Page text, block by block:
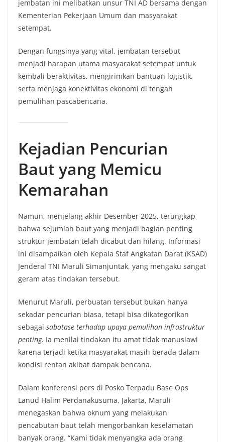
jembatan ini melibatkan unsur TNI AD bersama dengan
Kementerian Pekerjaan Umum dan masyarakat
setempat.
Dengan fungsinya yang vital, jembatan tersebut
menjadi harapan utama masyarakat setempat untuk
kembali beraktivitas, mengirimkan bantuan logistik,
serta menjaga konektivitas ekonomi di tengah
pemulihan pascabencana.
Kejadian Pencurian
Baut yang Memicu
Kemarahan
Namun, menjelang akhir Desember 2025, terungkap
bahwa sejumlah baut yang menjadi bagian penting
struktur jembatan telah dicabut dan hilang. Informasi
ini disampaikan oleh Kepala Staf Angkatan Darat (KSAD)
Jenderal TNI Maruli Simanjuntak, yang mengaku sangat
geram atas tindakan tersebut.
Menurut Maruli, perbuatan tersebut bukan hanya
sekadar pencurian biasa, tetapi bisa dikategorikan
sebagai sabotase terhadap upaya pemulihan infrastruktur
penting. Ia menilai tindakan itu amat tidak manusiawi
karena terjadi ketika masyarakat masih berada dalam
kondisi rentan akibat dampak bencana.
Dalam konferensi pers di Posko Terpadu Base Ops
Lanud Halim Perdanakusuma, Jakarta, Maruli
menegaskan bahwa oknum yang melakukan
pencabutan baut telah mengorbankan keselamatan
banyak orang. “Kami tidak menyangka ada orang